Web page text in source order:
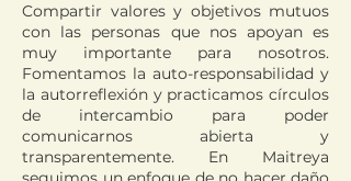
Compartir valores y objetivos mutuos
con las personas que nos apoyan es
muy importante para nosotros.
Fomentamos la auto-responsabilidad y
la autorreflexión y practicamos círculos
de intercambio para poder
comunicarnos abierta y
transparentemente. En Maitreya